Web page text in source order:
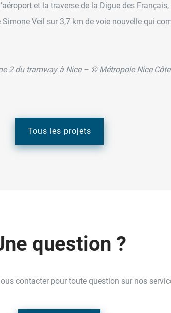
et la traverse de la Digue des
Simone Veil sur 3,7 km de voie nouvelle qui
2 du tramway à Nice – © Métropole Nice Côte
Tous les projets
ne question ?
contacter pour toute question sur nos